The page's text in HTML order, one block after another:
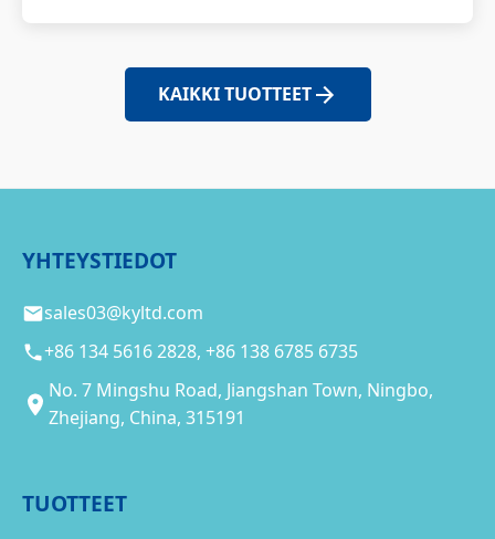
KAIKKI TUOTTEET
YHTEYSTIEDOT
sales03@kyltd.com
+86 134 5616 2828, +86 138 6785 6735
No. 7 Mingshu Road, Jiangshan Town, Ningbo,
Zhejiang, China, 315191
TUOTTEET